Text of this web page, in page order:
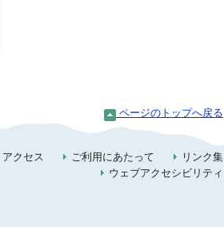
ページのトップへ戻る
アクセス ご利用にあたって
リンク集
ウェブアクセシビリティ